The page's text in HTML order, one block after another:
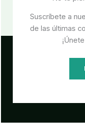
Suscríbete a
de las últimas